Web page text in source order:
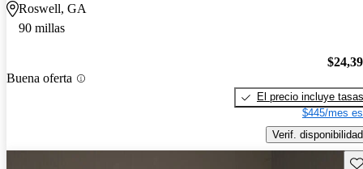
Roswell, GA
90 millas
Buena oferta
El precio incluye tasas
$445/mes
Verif. disponibilidad